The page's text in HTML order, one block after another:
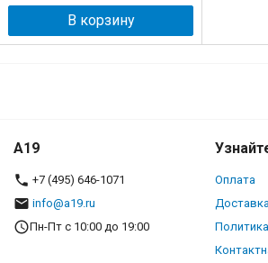
В корзину
A19
+7 (495) 646-1071
info@a19.ru
Пн-Пт с 10:00 до 19:00
Оплата